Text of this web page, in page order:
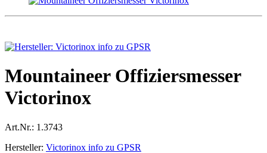
Mountaineer Offiziersmesser
Victorinox
Art.Nr.: 1.3743
Hersteller: Victorinox info zu GPSR